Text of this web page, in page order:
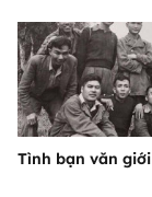
Tình bạn văn giới